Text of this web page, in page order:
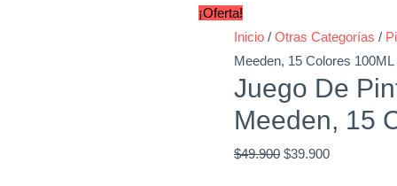
¡Oferta!
Inicio / Otras Categorías /
Meeden, 15 Colores 100ML
Juego De
Meeden, 15
$49.900
was:
$49.900.
$39.900
is:
$39.900.
De
Pintura
Acrílica
Meeden,
Colores
100ML